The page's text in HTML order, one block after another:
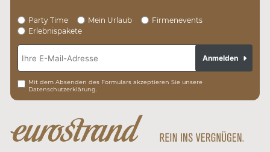
Party Time Mein Urlaub
Firmenevents
Erlebnispakete
Mit dem Absenden des Formulars akzeptieren Sie unsere
Datenschutzerklärung.
Anmelden